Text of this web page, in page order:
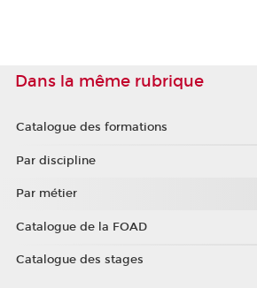
Dans la même rubrique
Catalogue des formations
Par discipline
Par métier
Catalogue de la FOAD
Catalogue des stages